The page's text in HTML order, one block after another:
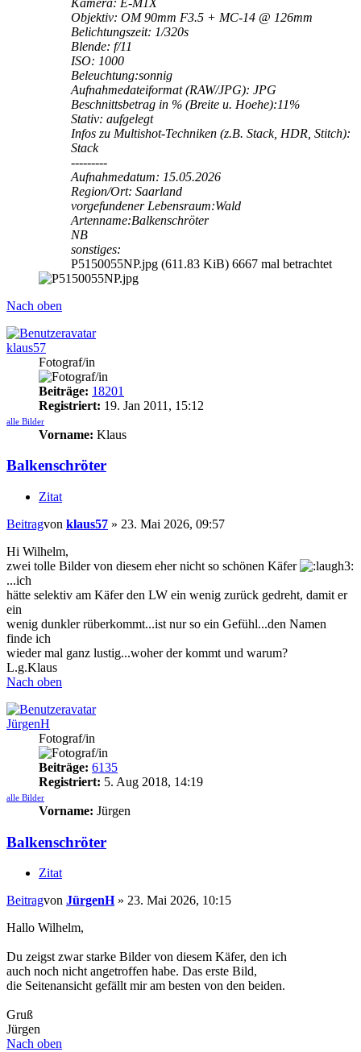
Objektiv: OM 90mm F3.5 + MC-14 @ 126mm
Belichtungszeit: 1/320s
Blende: f/11
ISO: 1000
Beleuchtung:sonnig
Aufnahmedateiformat (RAW/JPG): JPG
Beschnittsbetrag in % (Breite u. Hoehe):11%
Stativ: aufgelegt
Infos zu Multishot-Techniken (z.B. Stack, HDR, Stitch):
Stack
---------
Aufnahmedatum: 15.05.2026
Region/Ort: Saarland
vorgefundener Lebensraum:Wald
Artenname:Balkenschröter
NB
sonstiges:
P5150055NP.jpg (611.83 KiB) 6667 mal betrachtet
Nach oben
klaus57
Fotograf/in
Beiträge: 18201
Registriert: 19. Jan 2011, 15:12
alle Bilder
Vorname: Klaus
Balkenschröter
Zitat
Beitragvon klaus57 » 23. Mai 2026, 09:57
Hi Wilhelm,
zwei tolle Bilder von diesem eher nicht so schönen Käfer
...ich
hätte selektiv am Käfer den LW ein wenig zurück gedreht, damit er
ein
wenig dunkler rüberkommt...ist nur so ein Gefühl...den Namen
finde ich
wieder mal ganz lustig...woher der kommt und warum?
L.g.Klaus
Nach oben
JürgenH
Fotograf/in
Beiträge: 6135
Registriert: 5. Aug 2018, 14:19
alle Bilder
Vorname: Jürgen
Balkenschröter
Zitat
Beitragvon JürgenH» 23. Mai 2026, 10:15
Hallo Wilhelm,
Du zeigst zwar starke Bilder von diesem Käfer, den ich
auch noch nicht angetroffen habe. Das erste Bild,
die Seitenansicht gefällt mir am besten von den beiden.
Gruß
Jürgen
Nach oben